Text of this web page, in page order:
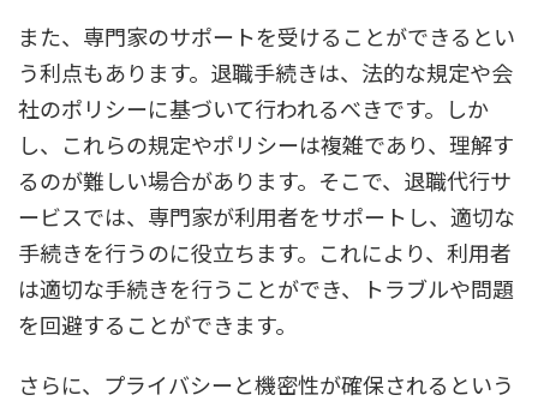
また、専門家のサポートを受けることができるとい
う利点もあります。退職手続きは、法的な規定や会
社のポリシーに基づいて行われるべきです。しか
し、これらの規定やポリシーは複雑であり、理解す
るのが難しい場合があります。そこで、退職代行サ
ービスでは、専門家が利用者をサポートし、適切な
手続きを行うのに役立ちます。これにより、利用者
は適切な手続きを行うことができ、トラブルや問題
を回避することができます。
さらに、プライバシーと機密性が確保されるという